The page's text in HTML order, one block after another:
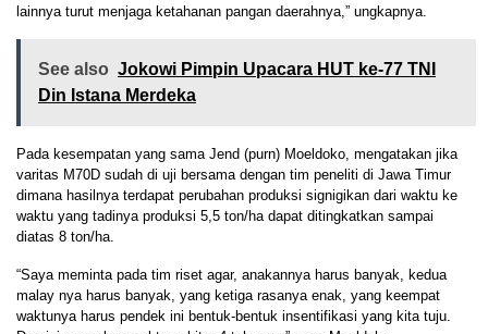
lainnya turut menjaga ketahanan pangan daerahnya,” ungkapnya.
See also Jokowi Pimpin Upacara HUT ke-77 TNI
Din Istana Merdeka
Pada kesempatan yang sama Jend (purn) Moeldoko, mengatakan jika
varitas M70D sudah di uji bersama dengan tim peneliti di Jawa Timur
dimana hasilnya terdapat perubahan produksi signigikan dari waktu ke
waktu yang tadinya produksi 5,5 ton/ha dapat ditingkatkan sampai
diatas 8 ton/ha.
“Saya meminta pada tim riset agar, anakannya harus banyak, kedua
malay nya harus banyak, yang ketiga rasanya enak, yang keempat
waktunya harus pendek ini bentuk-bentuk insentifikasi yang kita tuju.